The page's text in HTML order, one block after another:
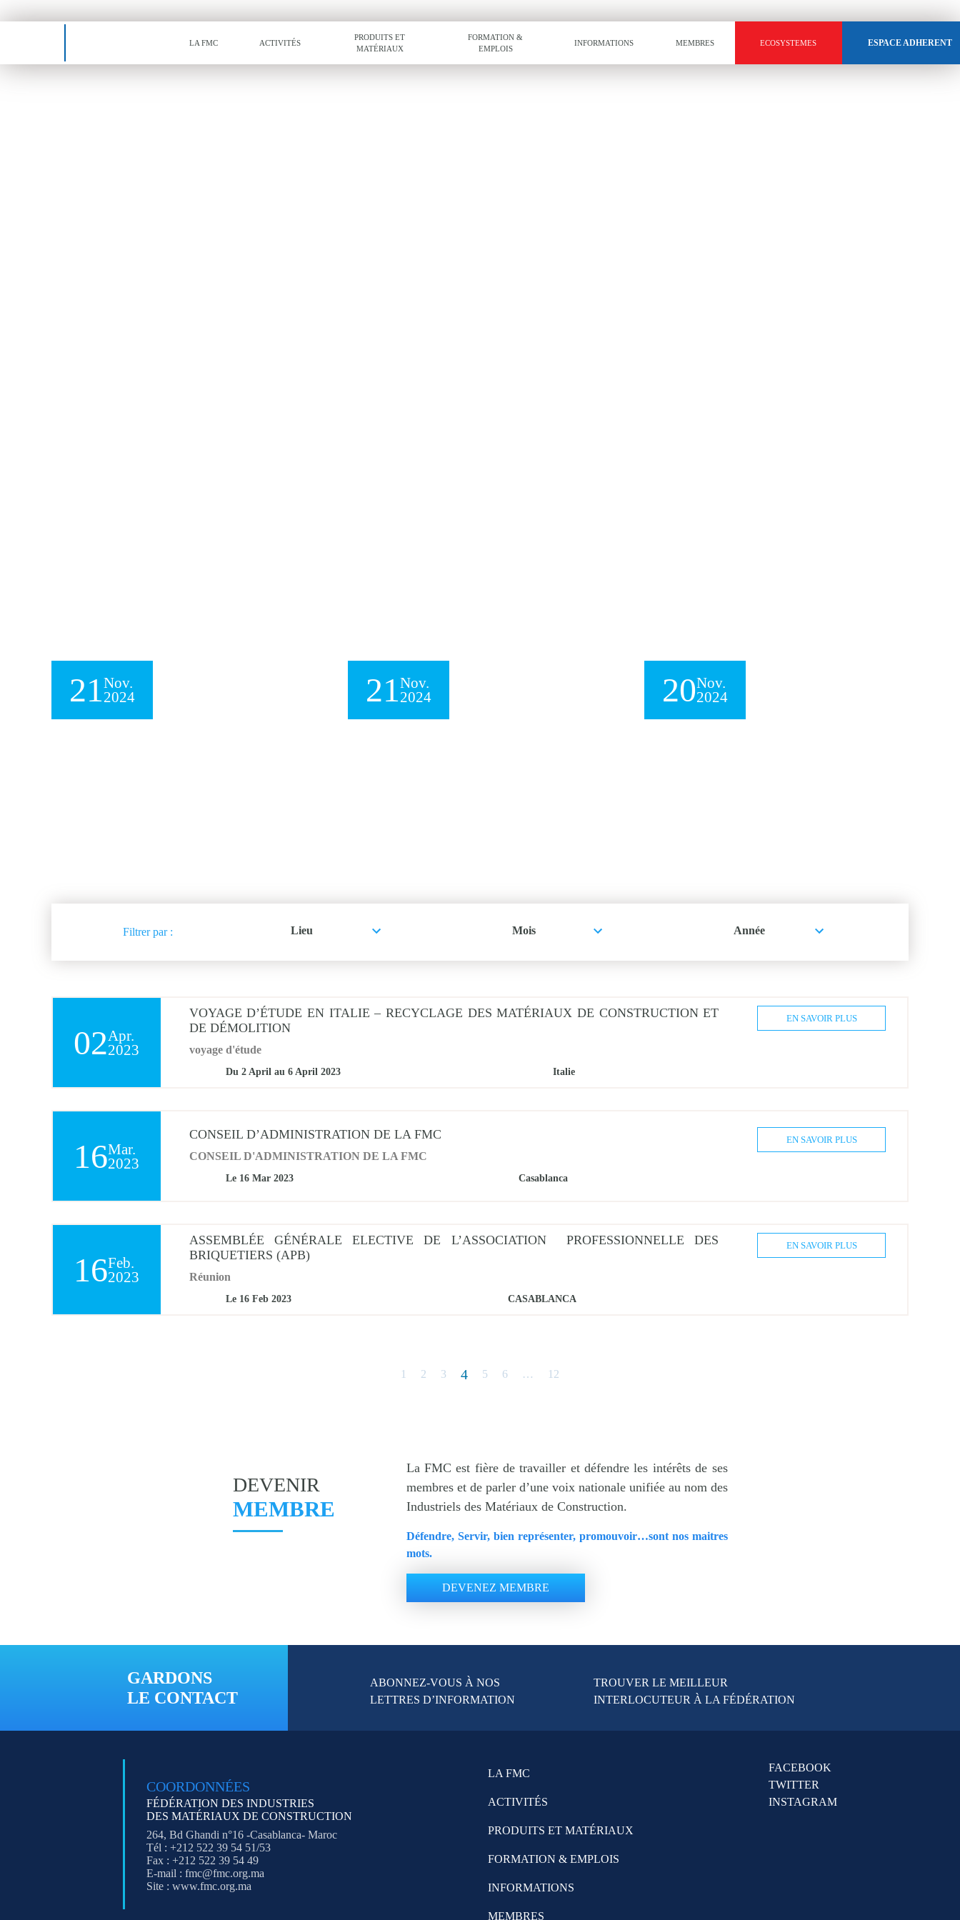
LA FMC ACTIVITÉS
PRODUITS ET
MATÉRIAUX
FORMATION &
EMPLOIS
INFORMATIONS MEMBRES ECOSYSTEMES ESPACE ADHERENT
21Nov.
2024
21Nov.
2024
20Nov.
2024
Filtrer par : Lieu
Lieu
Mois
Mois
Année
Année
02Apr.
2023
VOYAGE D’ÉTUDE EN ITALIE – RECYCLAGE DES MATÉRIAUX DE CONSTRUCTION ET
DE DÉMOLITION
voyage d'étude
Du 2 April au 6 April 2023 Italie
EN SAVOIR PLUS
16Mar.
2023
CONSEIL D’ADMINISTRATION DE LA FMC
CONSEIL D'ADMINISTRATION DE LA FMC
Le 16 Mar 2023 Casablanca
EN SAVOIR PLUS
16Feb.
2023
ASSEMBLÉE GÉNÉRALE ELECTIVE DE L’ASSOCIATION PROFESSIONNELLE DES
BRIQUETIERS (APB)
Réunion
Le 16 Feb 2023 CASABLANCA
EN SAVOIR PLUS
1 2 3 4 5 6 … 12
DEVENIR
MEMBRE
La FMC est fière de travailler et défendre les intérêts de ses
membres et de parler d’une voix nationale unifiée au nom des
Industriels des Matériaux de Construction.
Défendre, Servir, bien représenter, promouvoir…sont nos maitres
mots.
DEVENEZ MEMBRE
GARDONS
LE CONTACT
ABONNEZ-VOUS À NOS
LETTRES D’INFORMATION
TROUVER LE MEILLEUR
INTERLOCUTEUR À LA FÉDÉRATION
COORDONNÉES
FÉDÉRATION DES INDUSTRIES
DES MATÉRIAUX DE CONSTRUCTION
264, Bd Ghandi n°16 -Casablanca- Maroc
Tél : +212 522 39 54 51/53
Fax : +212 522 39 54 49
E-mail : fmc@fmc.org.ma
Site : www.fmc.org.ma
LA FMC
ACTIVITÉS
PRODUITS ET MATÉRIAUX
FORMATION & EMPLOIS
INFORMATIONS
MEMBRES
FACEBOOK
TWITTER
INSTAGRAM